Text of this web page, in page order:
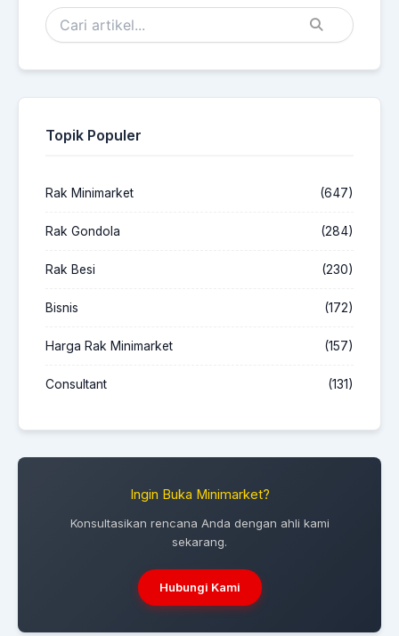
Topik Populer
Rak Minimarket (647)
Rak Gondola (284)
Rak Besi (230)
Bisnis (172)
Harga Rak Minimarket (157)
Consultant (131)
Ingin Buka Minimarket?
Konsultasikan rencana Anda dengan ahli kami
sekarang.
Hubungi Kami